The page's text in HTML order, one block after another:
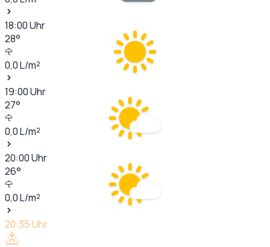
18:00Uhr
28°
0,0L/m²
19:00Uhr
27°
0,0L/m²
20:00Uhr
26°
0,0L/m²
20:35Uhr